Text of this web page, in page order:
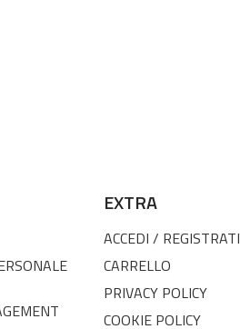
EXTRA
ACCEDI / REGISTRATI
CARRELLO
PRIVACY POLICY
COOKIE POLICY